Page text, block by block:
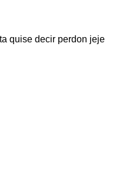
quise decir perdon jeje